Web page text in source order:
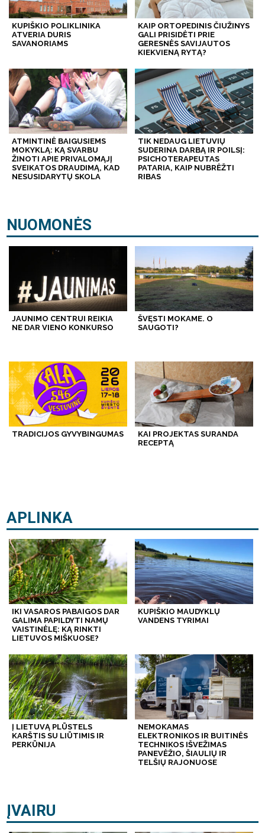
KUPIŠKIO POLIKLINIKA
ATVERIA DURIS
SAVANORIAMS
KAIP ORTOPEDINIS ČIUŽINYS
GALI PRISIDĖTI PRIE
GERESNĖS SAVIJAUTOS
KIEKVIENĄ RYTĄ?
ATMINTINĖ BAIGUSIEMS
MOKYKLĄ: KĄ SVARBU
ŽINOTI APIE PRIVALOMĄJĮ
SVEIKATOS DRAUDIMĄ, KAD
NESUSIDARYTŲ SKOLA
TIK NEDAUG LIETUVIŲ
SUDERINA DARBĄ IR POILSĮ:
PSICHOTERAPEUTAS
PATARIA, KAIP NUBRĖŽTI
RIBAS
NUOMONĖS
JAUNIMO CENTRUI REIKIA
NE DAR VIENO KONKURSO
ŠVĘSTI MOKAME. O
SAUGOTI?
TRADICIJOS GYVYBINGUMAS
KAI PROJEKTAS SURANDA
RECEPTĄ
APLINKA
IKI VASAROS PABAIGOS DAR
GALIMA PAPILDYTI NAMŲ
VAISTINĖLĘ: KĄ RINKTI
LIETUVOS MIŠKUOSE?
KUPIŠKIO MAUDYKLŲ
VANDENS TYRIMAI
Į LIETUVĄ PLŪSTELS
KARŠTIS SU LIŪTIMIS IR
PERKŪNIJA
NEMOKAMAS
ELEKTRONIKOS IR BUITINĖS
TECHNIKOS IŠVEŽIMAS
PANEVĖŽIO, ŠIAULIŲ IR
TELŠIŲ RAJONUOSE
ĮVAIRU